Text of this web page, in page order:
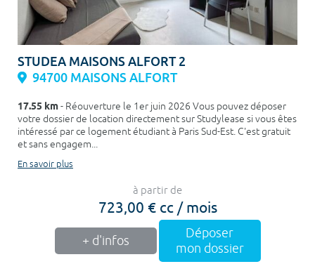
STUDEA MAISONS ALFORT 2
94700 MAISONS ALFORT
17.55 km- Réouverture le 1er juin 2026 Vous pouvez déposer
votre dossier de location directement sur Studylease si vous êtes
intéressé par ce logement étudiant à Paris Sud-Est. C'est gratuit
et sans engagem...
En savoir plus
à partir de
723,00 € cc / mois
+ d'infos
Déposer
mon dossier